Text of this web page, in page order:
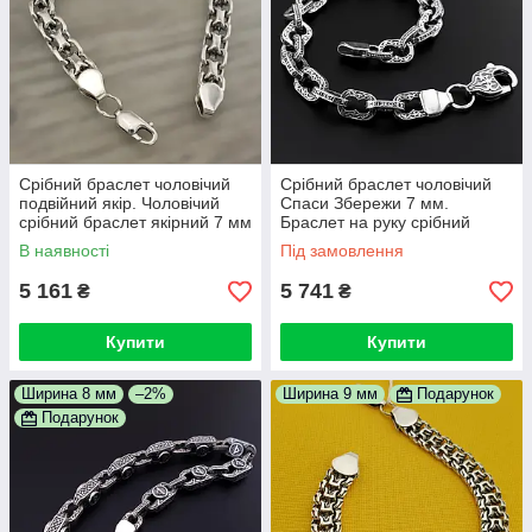
Срібний браслет чоловічий
подвійний якір. Чоловічий
срібний браслет якірний 7 мм
/ 19 см
В наявності
5 161 ₴
Купити
Срібний браслет чоловічий
Спаси Збережи 7 мм.
Браслет на руку срібний
чоловічий. 19 см
Під замовлення
5 741 ₴
Купити
Ширина 8 мм
–2%
Подарунок
Ширина 9 мм Подарунок